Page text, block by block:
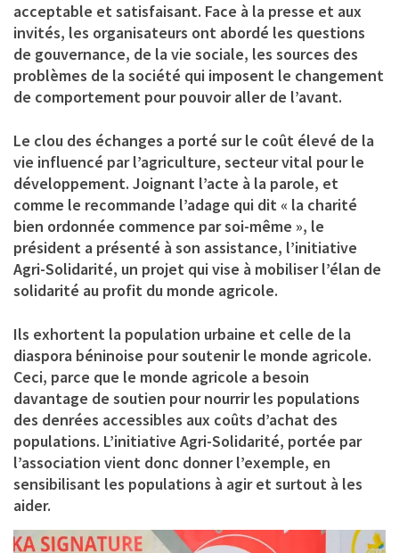
acceptable et satisfaisant. Face à la presse et aux
invités, les organisateurs ont abordé les questions
de gouvernance, de la vie sociale, les sources des
problèmes de la société qui imposent le changement
de comportement pour pouvoir aller de l’avant.
Le clou des échanges a porté sur le coût élevé de la
vie influencé par l’agriculture, secteur vital pour le
développement. Joignant l’acte à la parole, et
comme le recommande l’adage qui dit « la charité
bien ordonnée commence par soi-même », le
président a présenté à son assistance, l’initiative
Agri-Solidarité, un projet qui vise à mobiliser l’élan de
solidarité au profit du monde agricole.
Ils exhortent la population urbaine et celle de la
diaspora béninoise pour soutenir le monde agricole.
Ceci, parce que le monde agricole a besoin
davantage de soutien pour nourrir les populations
des denrées accessibles aux coûts d’achat des
populations. L’initiative Agri-Solidarité, portée par
l’association vient donc donner l’exemple, en
sensibilisant les populations à agir et surtout à les
aider.